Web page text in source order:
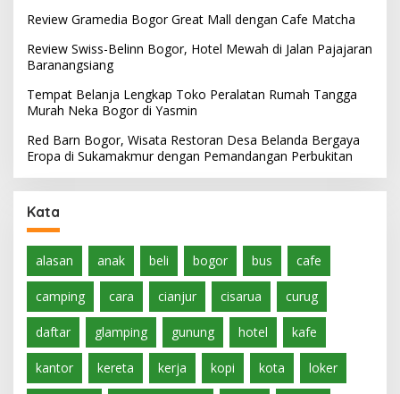
Review Gramedia Bogor Great Mall dengan Cafe Matcha
Review Swiss-Belinn Bogor, Hotel Mewah di Jalan Pajajaran
Baranangsiang
Tempat Belanja Lengkap Toko Peralatan Rumah Tangga
Murah Neka Bogor di Yasmin
Red Barn Bogor, Wisata Restoran Desa Belanda Bergaya
Eropa di Sukamakmur dengan Pemandangan Perbukitan
Kata
alasan anak beli bogor bus cafe
camping cara cianjur cisarua curug
daftar glamping gunung hotel kafe
kantor kereta kerja kopi kota loker